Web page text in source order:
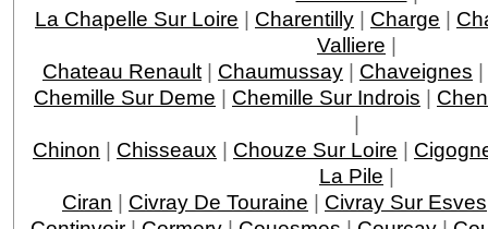
La Chapelle Sur Loire | Charentilly | Charge |
Valliere |
Chateau Renault | Chaumussay | Chaveignes |
Chemille Sur Deme | Chemille Sur Indrois |
|
Chinon | Chisseaux | Chouze Sur Loire |
La Pile |
Ciran | Civray De Touraine | Civray Sur Esves